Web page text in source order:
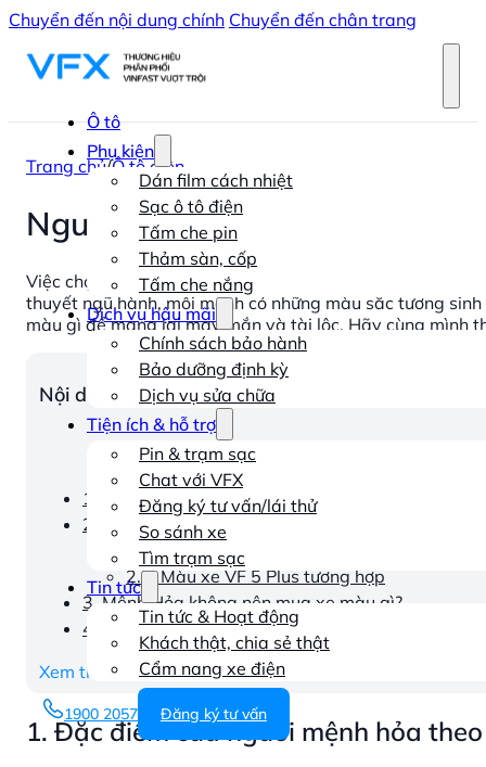
Chuyển đến nội dung chính Chuyển đến chân trang
Ô tô
Phụ kiện
Dán film cách nhiệt
Sạc ô tô điện
Tấm che pin
Thảm sàn, cốp
Tấm che nắng
Dịch vụ hậu mãi
Chính sách bảo hành
Bảo dưỡng định kỳ
Dịch vụ sửa chữa
Tiện ích & hỗ trợ
Pin & trạm sạc
Chat với VFX
Đăng ký tư vấn/lái thử
So sánh xe
Tìm trạm sạc
Tin tức
Tin tức & Hoạt động
Khách thật, chia sẻ thật
Cẩm nang xe điện
1900 2057 Đăng ký tư vấn
Trang chủ/Ô tô điện
Người mệnh hỏa mua xe
Việc chọn màu xe không chỉ là sở thích cá nhân mà còn
thuyết ngũ hành, mỗi mệnh có những màu sắc tương
màu gì để mang lại may mắn và tài lộc. Hãy cùng mình
Nội dung chính
1. Đặc điểm của người mệnh hỏa theo thuyết ngũ
2. Người mệnh hỏa mua xe VinFast 5 Plus màu gì?
2.1. Màu xe VF 5 Plus tương sinh
2.2. Màu xe VF 5 Plus tương hợp
3. Mệnh Hỏa không nên mua xe màu gì?
4. Tổng kết
Xem thêm
1. Đặc điểm của người mệnh hỏa